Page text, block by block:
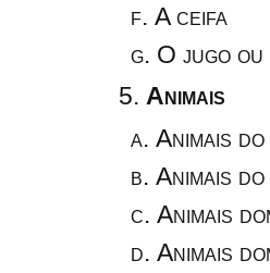
A ceifa
O jugo ou
Animais
Animais
Animais
Animais
Animais